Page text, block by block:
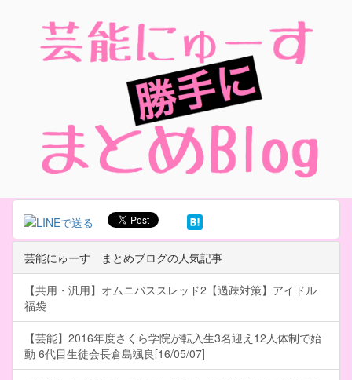
芸能にゅーす まとめブログの人気記事
【共用・汎用】オムニバススレッド2【過疎対策】アイドル
福袋
【芸能】2016年度さくら学院が転入生3名迎え12人体制で始
動 6代目生徒会長倉島颯良[16/05/07]